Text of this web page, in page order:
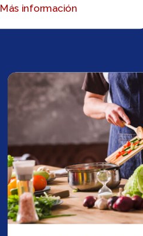
Más información